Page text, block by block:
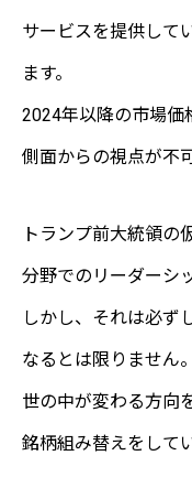
サービスを提供して
ます。
2024年以降の市場価
側面からの視点が不
トランプ前大統領の
分野でのリーダーシ
しかし、それは必ず
なるとは限りません。
世の中が変わる方向
銘柄組み替えをして